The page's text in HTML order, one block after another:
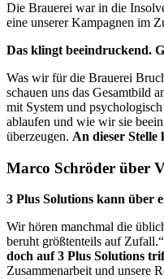
Die Brauerei war in die
eine unserer Kampagnen im
Das klingt beeindruckend.
Was wir für die Brauerei
schauen uns das Gesamtbild
mit System und
ablaufen und wie wir sie
überzeugen. An dieser Stelle
Marco Schröder über
3 Plus Solutions kann über
Wir hören manchmal die
beruht größtenteils auf
doch auf 3 Plus Solutions
Zusammenarbeit und unsere